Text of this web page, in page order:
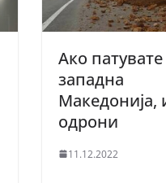
Ако
западна
Македонија,
одрони
11.12.2022